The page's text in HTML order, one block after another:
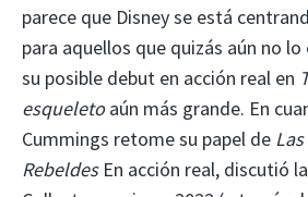
parece que Disney se está
para aquellos que quizás aún no
su posible debut en acción real en
esqueletoaún más grande. En
Cummings retome su papel de
RebeldesEn acción real, discutió